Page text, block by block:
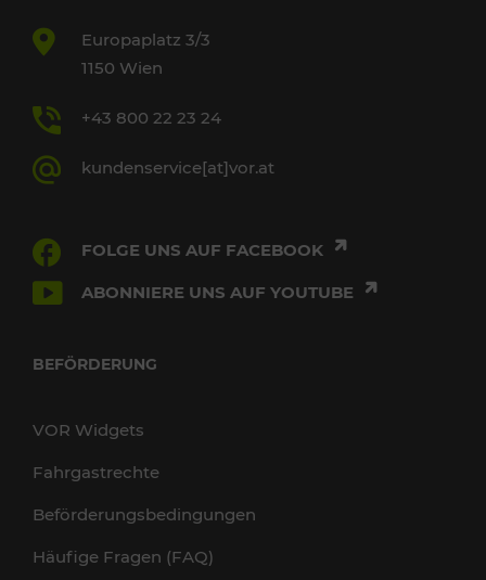
Europaplatz 3/3
1150 Wien
+43 800 22 23 24
kundenservice[at]vor.at
FOLGE UNS AUF FACEBOOK
ABONNIERE UNS AUF YOUTUBE
BEFÖRDERUNG
VOR Widgets
Fahrgastrechte
Beförderungsbedingungen
Häufige Fragen (FAQ)